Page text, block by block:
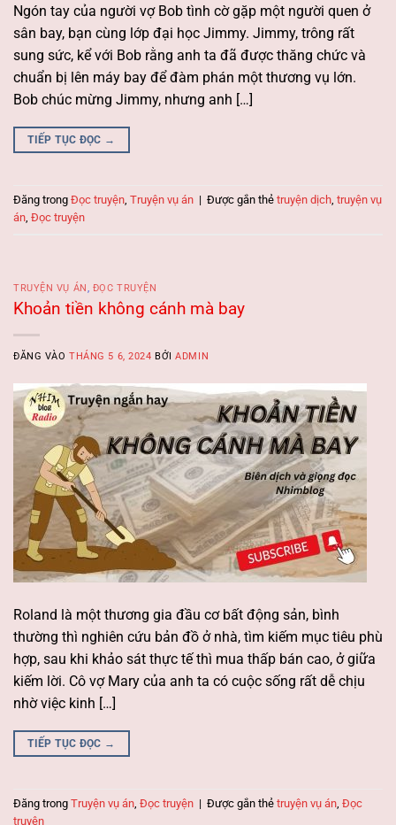
Ngón tay của người vợ Bob tình cờ gặp một người quen ở
sân bay, bạn cùng lớp đại học Jimmy. Jimmy, trông rất
sung sức, kể với Bob rằng anh ta đã được thăng chức và
chuẩn bị lên máy bay để đàm phán một thương vụ lớn.
Bob chúc mừng Jimmy, nhưng anh […]
TIẾP TỤC ĐỌC →
Đăng trong Đọc truyện, Truyện vụ án | Được gắn thẻ truyện dịch, truyện vụ
án, Đọc truyện
TRUYỆN VỤ ÁN , ĐỌC TRUYỆN
Khoản tiền không cánh mà bay
ĐĂNG VÀOTHÁNG 5 6, 2024 BỞIADMIN
Roland là một thương gia đầu cơ bất động sản, bình
thường thì nghiên cứu bản đồ ở nhà, tìm kiếm mục tiêu phù
hợp, sau khi khảo sát thực tế thì mua thấp bán cao, ở giữa
kiếm lời. Cô vợ Mary của anh ta có cuộc sống rất dễ chịu
nhờ việc kinh […]
TIẾP TỤC ĐỌC →
Đăng trong Truyện vụ án, Đọc truyện | Được gắn thẻ truyện vụ án, Đọc
truyện